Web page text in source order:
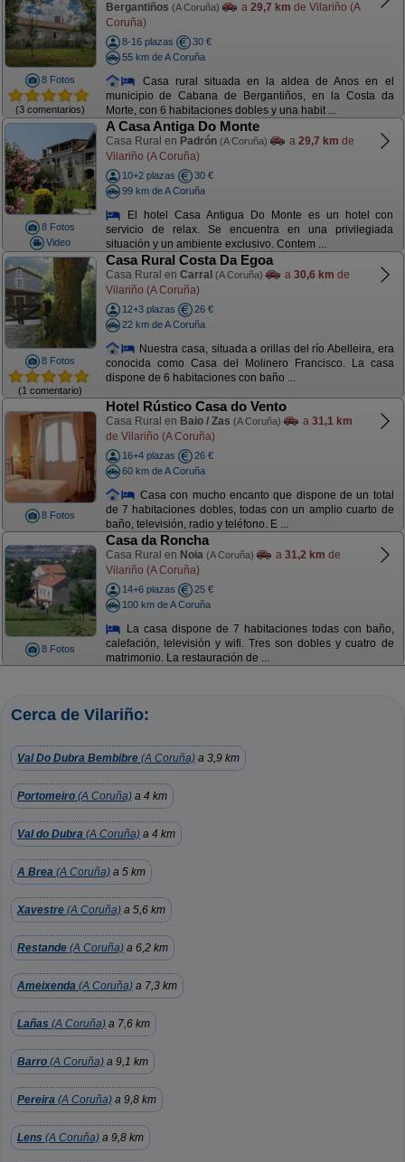
8 Fotos
(3 comentarios)
Bergantiños (A Coruña) a 29,7 km de Vilariño (A
Coruña)
8-16 plazas
30 €
55 km de A Coruña
Casa rural situada en la aldea de Anos en el
municipio de Cabana de Bergantiños, en la Costa da
Morte, con 6 habitaciones dobles y una habit ...
8 Fotos
Video
A Casa Antiga Do Monte
Casa Rural en Padrón (A Coruña) a 29,7 km de
Vilariño (A Coruña)
10+2 plazas
30 €
99 km de A Coruña
El hotel Casa Antigua Do Monte es un hotel con
servicio de relax. Se encuentra en una privilegiada
situación y un ambiente exclusivo. Contem ...
8 Fotos
(1 comentario)
Casa Rural Costa Da Egoa
Casa Rural en Carral (A Coruña) a 30,6 km de
Vilariño (A Coruña)
12+3 plazas
26 €
22 km de A Coruña
Nuestra casa, situada a orillas del río Abelleira, era
conocida como Casa del Molinero Francisco. La casa
dispone de 6 habitaciones con baño ...
8 Fotos
Hotel Rústico Casa do Vento
Casa Rural en Baio / Zas (A Coruña) a 31,1 km
de Vilariño (A Coruña)
16+4 plazas
26 €
60 km de A Coruña
Casa con mucho encanto que dispone de un total
de 7 habitaciones dobles, todas con un amplio cuarto de
baño, televisión, radio y teléfono. E ...
8 Fotos
Casa da Roncha
Casa Rural en Noia (A Coruña) a 31,2 km de
Vilariño (A Coruña)
14+6 plazas
25 €
100 km de A Coruña
La casa dispone de 7 habitaciones todas con baño,
calefación, televisión y wifi. Tres son dobles y cuatro de
matrimonio. La restauración de ...
Cerca de Vilariño:
Val Do Dubra Bembibre (A Coruña) a 3,9 km
Portomeiro (A Coruña) a 4 km
Val do Dubra (A Coruña) a 4 km
A Brea (A Coruña) a 5 km
Xavestre (A Coruña) a 5,6 km
Restande (A Coruña) a 6,2 km
Ameixenda (A Coruña) a 7,3 km
Lañas (A Coruña) a 7,6 km
Barro (A Coruña) a 9,1 km
Pereira (A Coruña) a 9,8 km
Lens (A Coruña) a 9,8 km